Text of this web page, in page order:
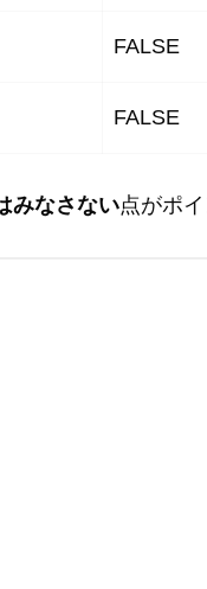
FALSE
FALSE
みなさない点がポイ